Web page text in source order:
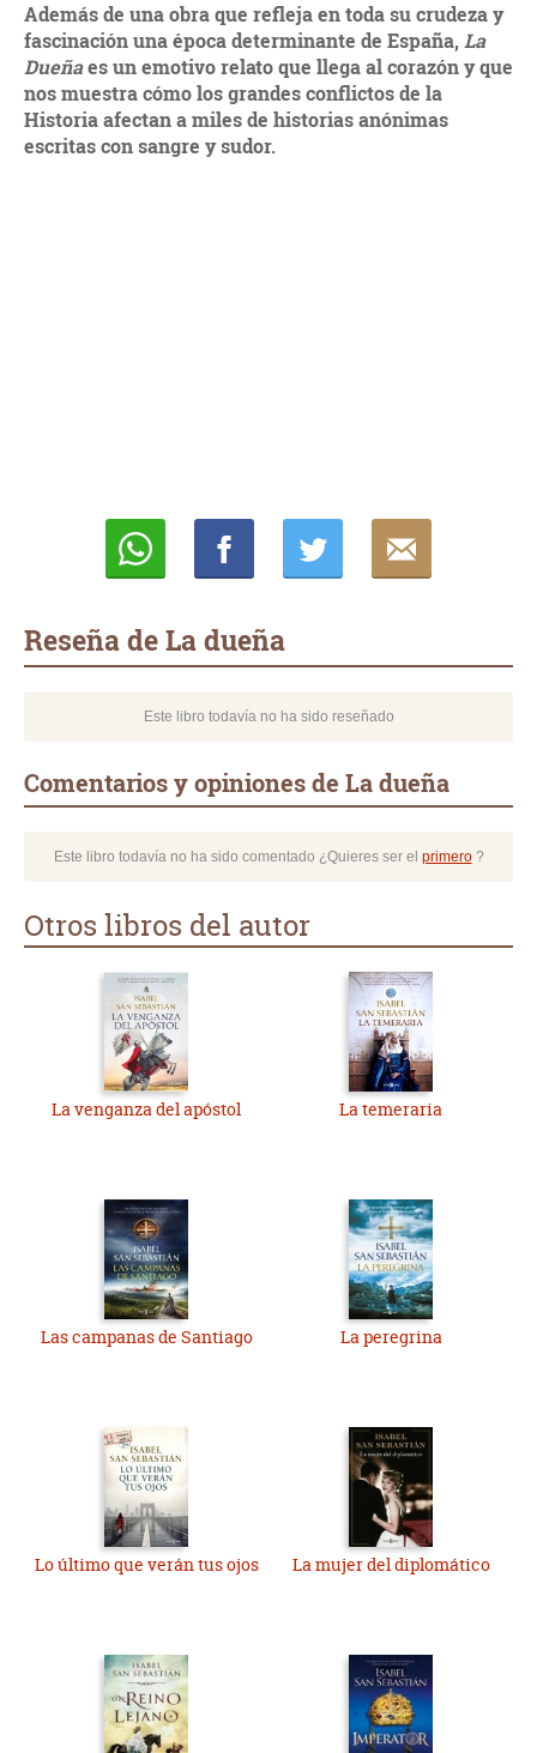
Además de una obra que refleja en toda su crudeza y
fascinación una época determinante de España, La
Dueñaes un emotivo relato que llega al corazón y que
nos muestra cómo los grandes conflictos de la
Historia afectan a miles de historias anónimas
escritas con sangre y sudor.
Reseña de La dueña
Este libro todavía no ha sido reseñado
Comentarios y opiniones de La dueña
Este libro todavía no ha sido comentado ¿Quieres ser el primero?
Otros libros del autor
La venganza del apóstol La temeraria
Las campanas de Santiago La peregrina
Lo último que verán tus ojos La mujer del diplomático